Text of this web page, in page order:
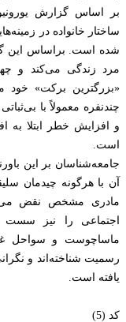
بر اساس گزارش
ساختار خانواده در
مرد زندگی می‌کند و
«بزرگترین برکت» خود
چندنفره معمولاً با
و افزایش خطر ابتلا به
است.
جامعه‌شناسان بر این
آن با هرگونه چیدمان
مادری مشخص نقض
اجتماعی را نیز
ماساچوست و سواحل
رسمیت شناخته‌اند و
یافته است.
کد (5)